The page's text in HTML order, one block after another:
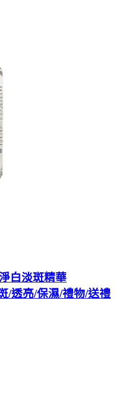
白淡斑精華
/透亮/保濕/禮物/送禮